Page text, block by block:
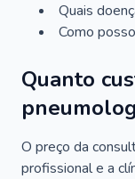
Quais
Como
Quanto
O preço da
profissional e a